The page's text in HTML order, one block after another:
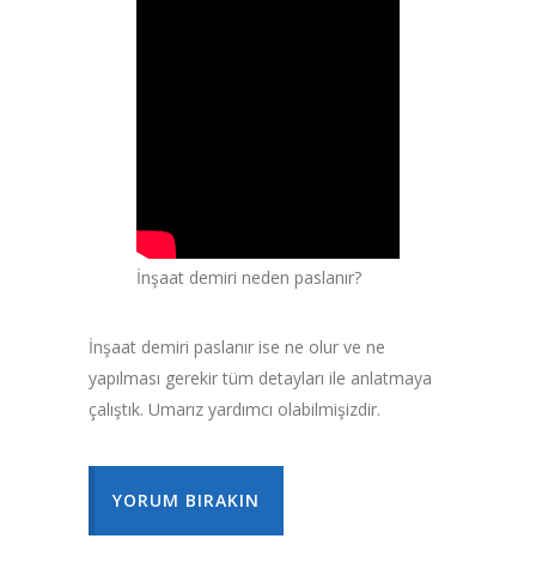
İnşaat demiri neden paslanır?
İnşaat demiri paslanır ise ne olur ve ne
yapılması gerekir tüm detayları ile anlatmaya
çalıştık. Umarız yardımcı olabilmişizdir.
YORUM BIRAKIN